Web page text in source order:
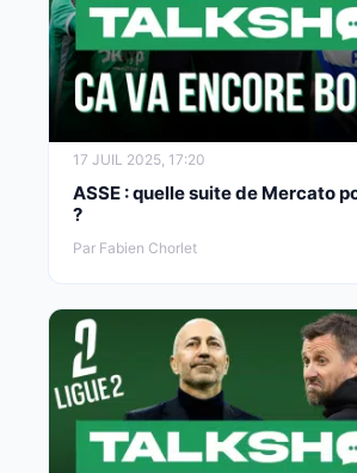
17 JUIL 2025, 17:20
ASSE : quelle suite de Mercato
?
Par Fabien Chorlet